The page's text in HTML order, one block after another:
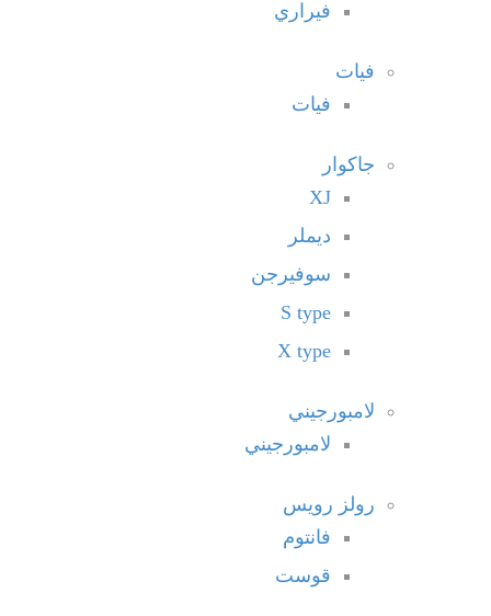
فيراري
فيات
فيات
جاكوار
XJ
ديملر
سوفيرجن
S type
X type
لامبورجيني
لامبورجيني
رولز رويس
فانتوم
قوست